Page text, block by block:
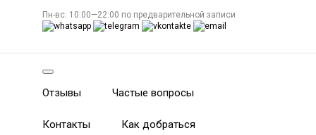
Пн-вс: 10:00—22:00 по предварительной записи
Отзывы Частые вопросы
Контакты Как добраться